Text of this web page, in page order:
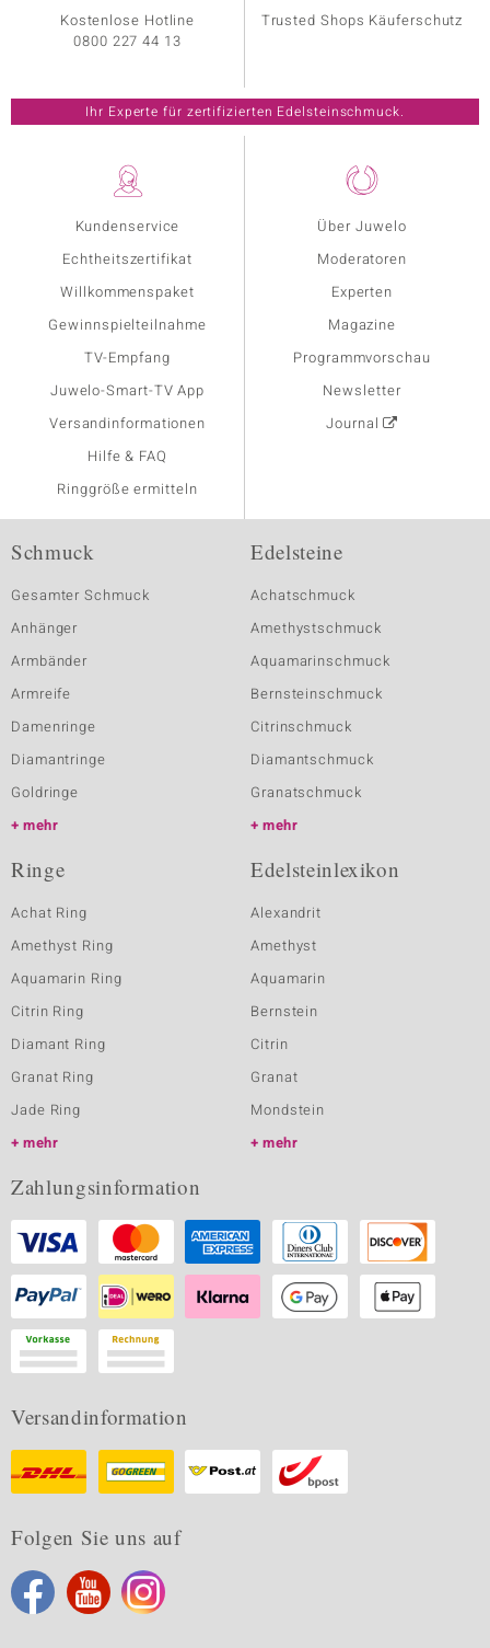
Kundenservice
Echtheitszertifikat
Willkommenspaket
Gewinnspielteilnahme
TV-Empfang
Juwelo-Smart-TV App
Versandinformationen
Hilfe & FAQ
Ringgröße ermitteln
Über Juwelo
Moderatoren
Experten
Magazine
Programmvorschau
Newsletter
Journal
Kostenlose Hotline
0800 227 44 13
Trusted Shops Käuferschutz
Ihr Experte für zertifizierten Edelsteinschmuck.
Schmuck
Gesamter Schmuck
Anhänger
Armbänder
Armreife
Damenringe
Diamantringe
Goldringe
mehr
Edelsteine
Achatschmuck
Amethystschmuck
Aquamarinschmuck
Bernsteinschmuck
Citrinschmuck
Diamantschmuck
Granatschmuck
mehr
Ringe
Achat Ring
Amethyst Ring
Aquamarin Ring
Citrin Ring
Diamant Ring
Granat Ring
Jade Ring
mehr
Edelsteinlexikon
Alexandrit
Amethyst
Aquamarin
Bernstein
Citrin
Granat
Mondstein
mehr
Zahlungsinformation
Versandinformation
Folgen Sie uns auf